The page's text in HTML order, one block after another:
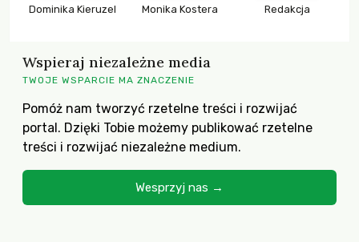
Dominika Kieruzel Monika Kostera Redakcja
Wspieraj niezależne media
TWOJE WSPARCIE MA ZNACZENIE
Pomóż nam tworzyć rzetelne treści i rozwijać
portal. Dzięki Tobie możemy publikować rzetelne
treści i rozwijać niezależne medium.
Wesprzyj nas →